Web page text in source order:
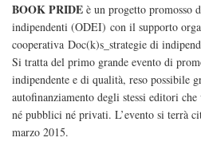
BOOK PRIDE è un progetto promosso
indipendenti (ODEI) con il supporto
cooperativa Doc(k)s_strategie di
​Si tratta del ​primo grande evento di
indipendente​ ​e di qualità, ​reso possibile
autofinanziamento degli stessi editori
né pubblici né privati. L’evento si terrà
marzo 2015.​